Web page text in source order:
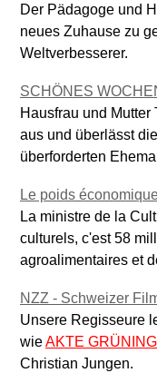
Der Pädagoge und
neues Zuhause zu
Weltverbesserer.
SCHÖNES
Hausfrau und
aus und überlässt
überforderten
Le poids
La ministre de la
culturels, c'est 58
agroalimentaires et
NZZ - Schweizer
Unsere Regisseure
wieAKTE
Christian Jungen.